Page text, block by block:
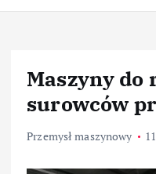
Maszyny
surowców
Przemysł maszynowy